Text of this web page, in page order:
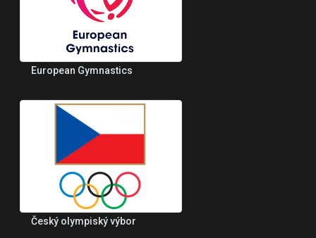
European Gymnastics
Český olympiský výbor